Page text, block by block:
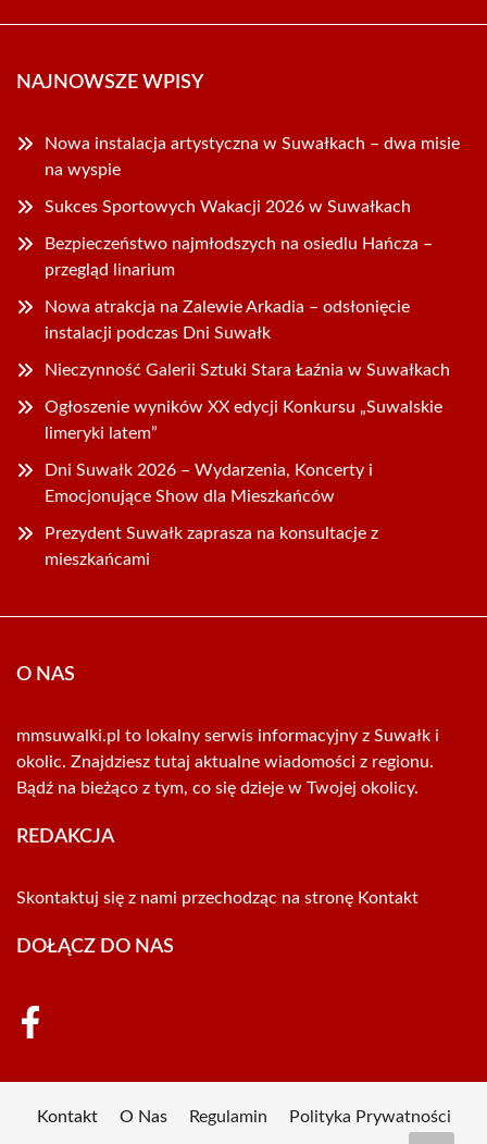
NAJNOWSZE WPISY
Nowa instalacja artystyczna w Suwałkach – dwa misie
na wyspie
Sukces Sportowych Wakacji 2026 w Suwałkach
Bezpieczeństwo najmłodszych na osiedlu Hańcza –
przegląd linarium
Nowa atrakcja na Zalewie Arkadia – odsłonięcie
instalacji podczas Dni Suwałk
Nieczynność Galerii Sztuki Stara Łaźnia w Suwałkach
Ogłoszenie wyników XX edycji Konkursu „Suwalskie
limeryki latem”
Dni Suwałk 2026 – Wydarzenia, Koncerty i
Emocjonujące Show dla Mieszkańców
Prezydent Suwałk zaprasza na konsultacje z
mieszkańcami
O NAS
mmsuwalki.pl to lokalny serwis informacyjny z Suwałk i
okolic. Znajdziesz tutaj aktualne wiadomości z regionu.
Bądź na bieżąco z tym, co się dzieje w Twojej okolicy.
REDAKCJA
Skontaktuj się z nami przechodząc na stronę Kontakt
DOŁĄCZ DO NAS
Kontakt O Nas Regulamin Polityka Prywatności